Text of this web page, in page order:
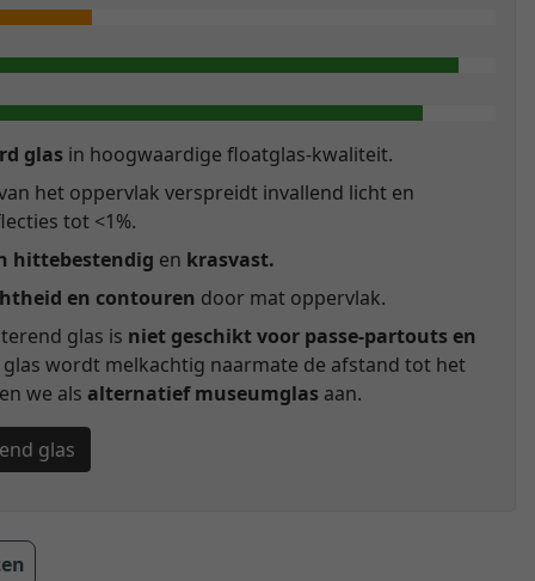
glas in hoogwaardige floatglas-kwaliteit.
het oppervlak verspreidt invallend licht en
tot <1%.
hittebestendig en krasvast.
en contouren door mat oppervlak.
glas is niet geschikt voor passe-partouts en
glas wordt melkachtig naarmate de afstand tot het
we als alternatief museumglas aan.
glas